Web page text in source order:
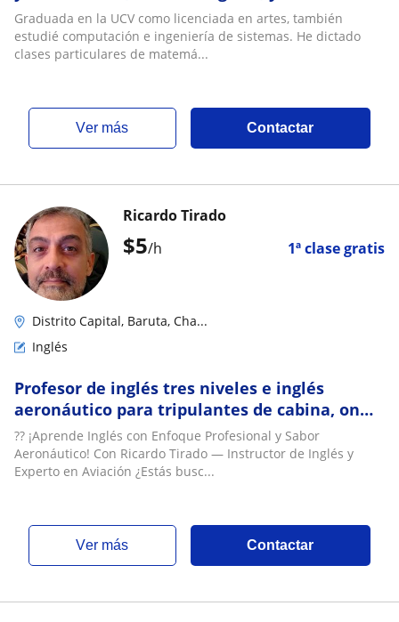
para niños hasta 8vo grado
Graduada en la UCV como licenciada en artes, también
estudié computación e ingeniería de sistemas. He dictado
clases particulares de matemá...
ver más Contactar
$5/h 1ª clase gratis
Ricardo Tirado
Distrito Capital, Baruta, Cha...
Inglés
Profesor de inglés tres niveles e inglés
aeronáutico para tripulantes de cabina, on
line y a domicilio
?? ¡Aprende Inglés con Enfoque Profesional y Sabor
Aeronáutico! Con Ricardo Tirado — Instructor de Inglés y
Experto en Aviación ¿Estás busc...
ver más Contactar